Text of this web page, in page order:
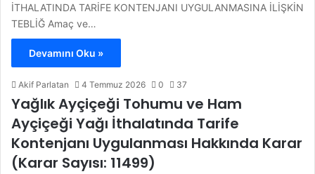
İTHALATINDA TARİFE KONTENJANI UYGULANMASINA İLİŞKİN
TEBLİĞ Amaç ve…
Devamını Oku »
Akif Parlatan 4 Temmuz 2026 0 37
Yağlık Ayçiçeği Tohumu ve Ham
Ayçiçeği Yağı İthalatında Tarife
Kontenjanı Uygulanması Hakkında Karar
(Karar Sayısı: 11499)